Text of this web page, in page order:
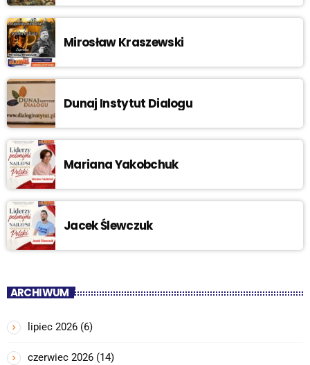
Mirosław Kraszewski
Dunaj Instytut Dialogu
Mariana Yakobchuk
Jacek Ślewczuk
ARCHIWUM
lipiec 2026 (6)
czerwiec 2026 (14)